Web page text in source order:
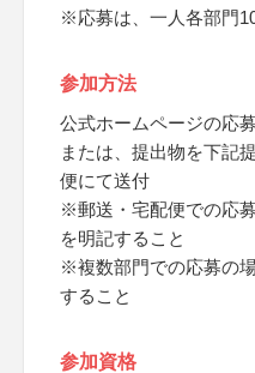
※応募は、一人各部門
参加方法
公式ホームページの応
または、提出物を下記
便にて送付
※郵送・宅配便での応
を明記すること
※複数部門での応募の
すること
参加資格